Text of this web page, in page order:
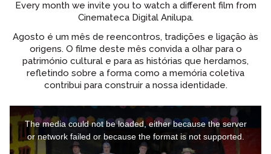
Every month we invite you to watch a different film from
Cinemateca Digital Anilupa.
Agosto é um mês de reencontros, tradições e ligação às
origens. O filme deste mês convida a olhar para o
património cultural e para as histórias que herdamos,
refletindo sobre a forma como a memória coletiva
contribui para construir a nossa identidade.
is
modal
The media could not be loaded, either because the server
or network failed or because the format is not supported.